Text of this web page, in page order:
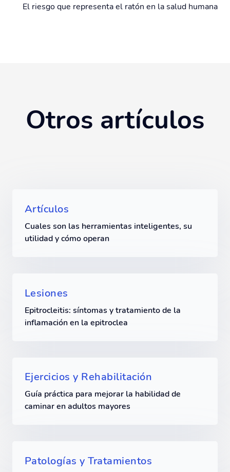
El riesgo que representa el ratón en la salud humana
Otros artículos
Artículos
Cuales son las herramientas inteligentes, su
utilidad y cómo operan
Lesiones
Epitrocleitis: síntomas y tratamiento de la
inflamación en la epitroclea
Ejercicios y Rehabilitación
Guía práctica para mejorar la habilidad de
caminar en adultos mayores
Patologías y Tratamientos